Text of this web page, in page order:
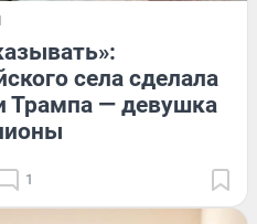
села сделала
Трампа — девушка
1